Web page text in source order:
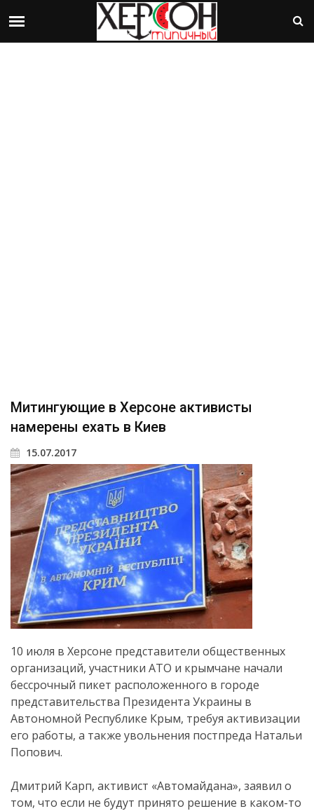
Митингующие в Херсоне активисты
намерены ехать в Киев
15.07.2017
10 июля в Херсоне представители общественных
организаций, участники АТО и крымчане начали
бессрочный пикет расположенного в городе
представительства Президента Украины в
Автономной Республике Крым, требуя активизации
его работы, а также увольнения постпреда Натальи
Попович.
Дмитрий Карп, активист «Автомайдана», заявил о
том, что если не будут принято решение в каком-то